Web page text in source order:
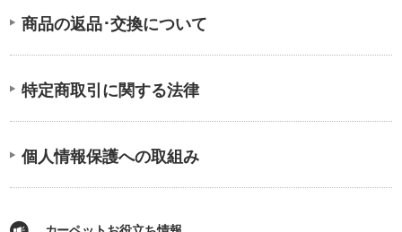
商品の返品･交換について
特定商取引に関する法律
個人情報保護への取組み